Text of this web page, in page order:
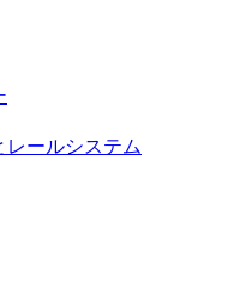
レールシステム